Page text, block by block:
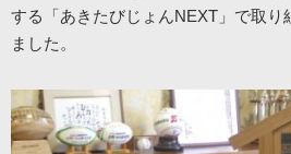
する「あきたびじょんNEXT」で取り
ました。